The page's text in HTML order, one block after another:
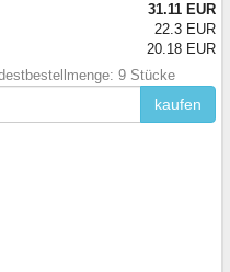
31.11 EUR
22.3 EUR
20.18 EUR
9 Stücke
kaufen